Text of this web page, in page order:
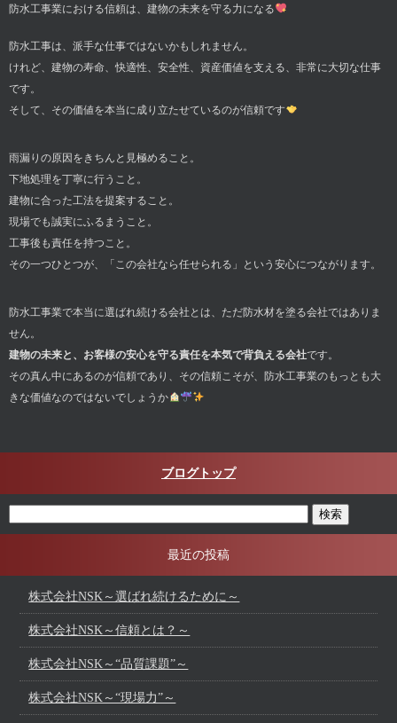
防水工事業における信頼は、建物の未来を守る力になる
防水工事は、派手な仕事ではないかもしれません。
けれど、建物の寿命、快適性、安全性、資産価値を支える、非常に大切な仕事
です。
そして、その価値を本当に成り立たせているのが信頼です
雨漏りの原因をきちんと見極めること。
下地処理を丁寧に行うこと。
建物に合った工法を提案すること。
現場でも誠実にふるまうこと。
工事後も責任を持つこと。
その一つひとつが、「この会社なら任せられる」という安心につながります。
防水工事業で本当に選ばれ続ける会社とは、ただ防水材を塗る会社ではありま
せん。
建物の未来と、お客様の安心を守る責任を本気で背負える会社です。
その真ん中にあるのが信頼であり、その信頼こそが、防水工事業のもっとも大
きな価値なのではないでしょうか
ブログトップ
最近の投稿
株式会社NSK～選ばれ続けるために～
株式会社NSK～信頼とは？～
株式会社NSK～“品質課題”～
株式会社NSK～“現場力”～